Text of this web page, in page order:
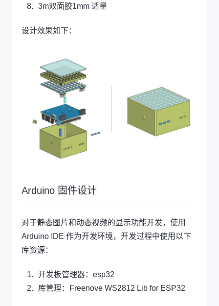
3m双面胶1mm 适量
设计效果如下：
Arduino 固件设计
对于静态图片和动态视频的显示功能开发，使用
Arduino IDE 作为开发环境，开发过程中使用以下
库资源：
开发板管理器：esp32
库管理：Freenove WS2812 Lib for ESP32